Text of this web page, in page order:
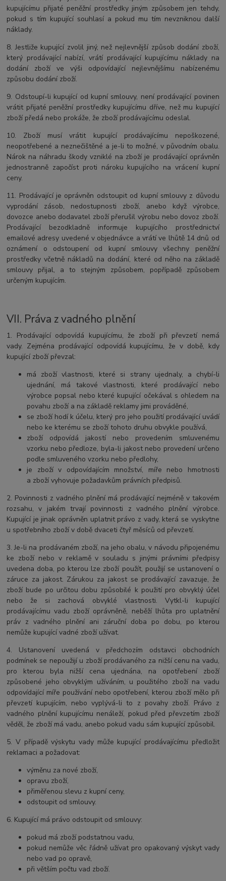
kupujícímu přijaté peněžní prostředky jiným způsobem jen tehdy,
pokud s tím kupující souhlasí a pokud mu tím nevzniknou další
náklady.
8. Jestliže kupující zvolil jiný, než nejlevnější způsob dodání zboží,
který prodávající nabízí, vrátí prodávající kupujícímu náklady na
dodání zboží ve výši odpovídající nejlevnějšímu nabízenému
způsobu dodání zboží.
9. Odstoupí-li kupující od kupní smlouvy, není prodávající povinen
vrátit přijaté peněžní prostředky kupujícímu dříve, než mu kupující
zboží předá nebo prokáže, že zboží prodávajícímu odeslal.
10. Zboží musí vrátit kupující prodávajícímu nepoškozené,
neopotřebené a neznečištěné a je-li to možné, v původním obalu.
Nárok na náhradu škody vzniklé na zboží je prodávající oprávněn
jednostranně započíst proti nároku kupujícího na vrácení kupní
ceny.
11. Prodávající je oprávněn odstoupit od kupní smlouvy z důvodu
vyprodání zásob, nedostupnosti zboží, anebo když výrobce,
dovozce anebo dodavatel zboží přerušil výrobu nebo dovoz zboží.
Prodávající bezodkladně informuje kupujícího prostřednictví
emailové adresy uvedené v objednávce a vrátí ve lhůtě 14 dnů od
oznámení o odstoupení od kupní smlouvy všechny peněžní
prostředky včetně nákladů na dodání, které od něho na základě
smlouvy přijal, a to stejným způsobem, popřípadě způsobem
určeným kupujícím.
VII. Práva z vadného plnění
1. Prodávající odpovídá kupujícímu, že zboží při převzetí nemá
vady. Zejména prodávající odpovídá kupujícímu, že v době, kdy
kupující zboží převzal:
má zboží vlastnosti, které si strany ujednaly, a chybí-li
ujednání, má takové vlastnosti, které prodávající nebo
výrobce popsal nebo které kupující očekával s ohledem na
povahu zboží a na základě reklamy jimi prováděné,
se zboží hodí k účelu, který pro jeho použití prodávající uvádí
nebo ke kterému se zboží tohoto druhu obvykle používá,
zboží odpovídá jakostí nebo provedením smluvenému
vzorku nebo předloze, byla-li jakost nebo provedení určeno
podle smluveného vzorku nebo předlohy,
je zboží v odpovídajícím množství, míře nebo hmotnosti
a zboží vyhovuje požadavkům právních předpisů.
2. Povinnosti z vadného plnění má prodávající nejméně v takovém
rozsahu, v jakém trvají povinnosti z vadného plnění výrobce.
Kupující je jinak oprávněn uplatnit právo z vady, která se vyskytne
u spotřebního zboží v době dvaceti čtyř měsíců od převzetí.
3. Je-li na prodávaném zboží, na jeho obalu, v návodu připojenému
ke zboží nebo v reklamě v souladu s jinými právními předpisy
uvedena doba, po kterou lze zboží použít, použijí se ustanovení o
záruce za jakost. Zárukou za jakost se prodávající zavazuje, že
zboží bude po určitou dobu způsobilé k použití pro obvyklý účel
nebo že si zachová obvyklé vlastnosti. Vytkl-li kupující
prodávajícímu vadu zboží oprávněně, neběží lhůta pro uplatnění
práv z vadného plnění ani záruční doba po dobu, po kterou
nemůže kupující vadné zboží užívat.
4. Ustanovení uvedená v předchozím odstavci obchodních
podmínek se nepoužijí u zboží prodávaného za nižší cenu na vadu,
pro kterou byla nižší cena ujednána, na opotřebení zboží
způsobené jeho obvyklým užíváním, u použitého zboží na vadu
odpovídající míře používání nebo opotřebení, kterou zboží mělo při
převzetí kupujícím, nebo vyplývá-li to z povahy zboží. Právo z
vadného plnění kupujícímu nenáleží, pokud před převzetím zboží
věděl, že zboží má vadu, anebo pokud vadu sám kupující způsobil.
5. V případě výskytu vady může kupující prodávajícímu předložit
reklamaci a požadovat:
výměnu za nové zboží,
opravu zboží,
přiměřenou slevu z kupní ceny,
odstoupit od smlouvy.
6. Kupující má právo odstoupit od smlouvy:
pokud má zboží podstatnou vadu,
pokud nemůže věc řádně užívat pro opakovaný výskyt vady
nebo vad po opravě,
při větším počtu vad zboží.